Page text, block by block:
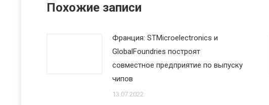
Похожие записи
Франция: STMicroelectronics и
GlobalFoundries построят
совместное предприятие по выпуску
чипов
13.07.2022